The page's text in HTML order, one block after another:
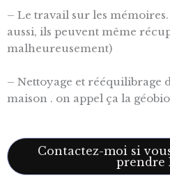
– Le travail sur les
aussi, ils peuvent même
malheureusement)
– Nettoyage et rééquilibrage
maison . on appel ça la
Contactez-moi si
prendre